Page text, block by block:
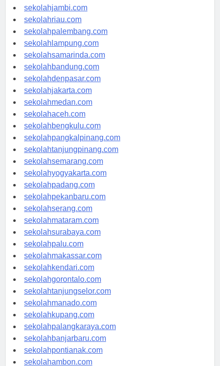
sekolahindonesia.id
sekolahjambi.com
sekolahriau.com
sekolahpalembang.com
sekolahlampung.com
sekolahsamarinda.com
sekolahbandung.com
sekolahdenpasar.com
sekolahjakarta.com
sekolahmedan.com
sekolahaceh.com
sekolahbengkulu.com
sekolahpangkalpinang.com
sekolahtanjungpinang.com
sekolahsemarang.com
sekolahyogyakarta.com
sekolahpadang.com
sekolahpekanbaru.com
sekolahserang.com
sekolahmataram.com
sekolahsurabaya.com
sekolahpalu.com
sekolahmakassar.com
sekolahkendari.com
sekolahgorontalo.com
sekolahtanjungselor.com
sekolahmanado.com
sekolahkupang.com
sekolahpalangkaraya.com
sekolahbanjarbaru.com
sekolahpontianak.com